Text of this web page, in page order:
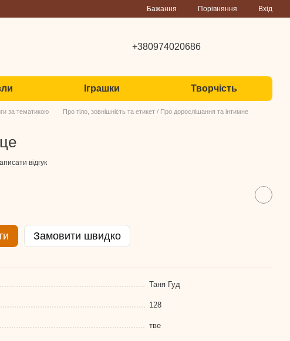
Бажання Порівняння Вхід
+380974020686
Іграшки Творчість
за тематикою
Про тіло, зовнішність та етикет / Про дорослішання та інтимне
відгук
Замовити швидко
Таня Гуд
128
тве